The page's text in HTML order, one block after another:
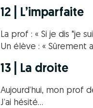
12 | L’imparfaite
La prof : « Si je dis "je
Un élève : « Sûrement
13 | La droite
Aujourd’hui, mon prof
J’ai hésité…